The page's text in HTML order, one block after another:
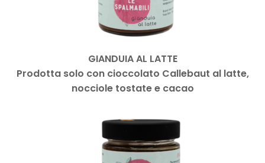
GIANDUIA AL LATTE
Prodotta solo con cioccolato Callebaut al latte,
nocciole tostate e cacao